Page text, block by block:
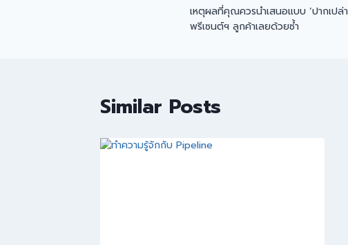
เหตุผลที่คุณควรนำเสนอแบบ ‘ปากเปล่
พรีเซนต์ฯ ลูกค้าเลยด้วยซ้ำ
Similar Posts